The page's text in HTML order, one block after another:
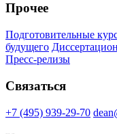
Прочее
Подготовительные
будущего
Пресс-релизы
Связаться
+7 (495) 939-29-70